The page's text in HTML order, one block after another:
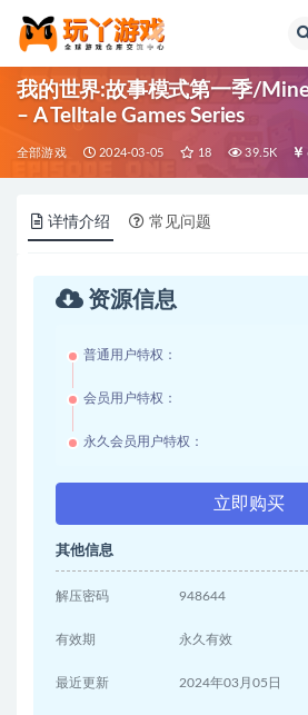
我的世界:故事模式第一季/
– A Telltale Games Series
全部游戏 2024-03-05 18 39.5K
详情介绍 常见问题
资源信息
普通用户特权：
会员用户特权：
永久会员用户特权：
立即购买
其他信息
解压密码 948644
有效期 永久有效
最近更新 2024年03月05日